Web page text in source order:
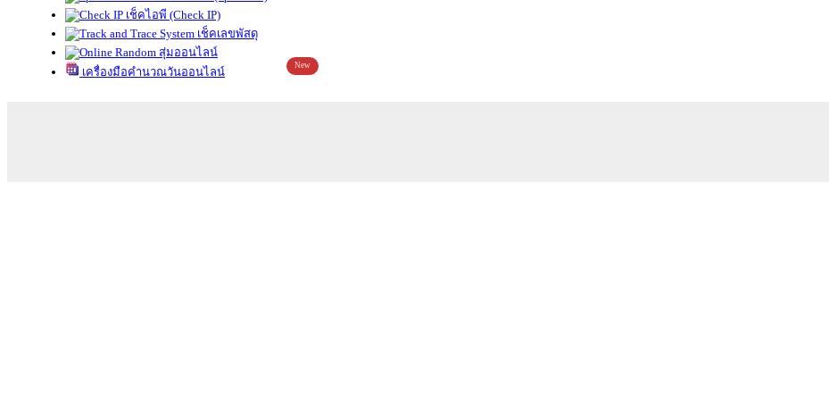
เช็คไอพี (Check IP)
เช็คเลขพัสดุ
สุ่มออนไลน์
เครื่องมือคำนวณวันออนไลน์
New